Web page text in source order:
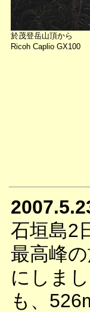
於茂登岳山頂から
Ricoh Caplio GX100
石垣島2
最高峰
にしま
も、